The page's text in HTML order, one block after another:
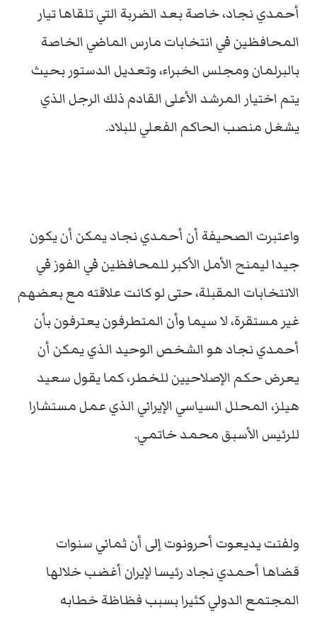
أحمدي نجاد، خاصة بعد الضربة التي تلقاها تيار
المحافظين في انتخابات مارس الماضي الخاصة
بالبرلمان ومجلس الخبراء، وتعديل الدستور بحيث
يتم اختيار المرشد الأعلى القادم ذلك الرجل الذي
يشغل منصب الحاكم الفعلي للبلاد.
واعتبرت الصحيفة أن أحمدي نجاد يمكن أن يكون
جيدا ليمنح الأمل الأكبر للمحافظين في الفوز في
الانتخابات المقبلة، حتى لو كانت علاقته مع بعضهم
غير مستقرة، لا سيما وأن المتطرفون يعترفون بأن
أحمدي نجاد هو الشخص الوحيد الذي يمكن أن
يعرض حكم الإصلاحيين للخطر، كما يقول سعيد
هيلز، المحلل السياسي الإيراني الذي عمل مستشارا
للرئيس الأسبق محمد خاتمي.
ولفتت يديعوت أحرونوت إلى أن ثماني سنوات
قضاها أحمدي نجاد رئيسا لإيران أغضب خلالها
المجتمع الدولي كثيرا بسبب فظاظة خطابه